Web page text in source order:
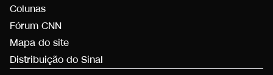
Colunas
Fórum CNN
Mapa do site
Distribuição do Sinal